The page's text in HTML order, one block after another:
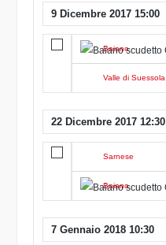
9 Dicembre 2017 15:00
Baiano
Valle di Suessola
22 Dicembre 2017 12:30
Sarnese
Baiano
7 Gennaio 2018 10:30